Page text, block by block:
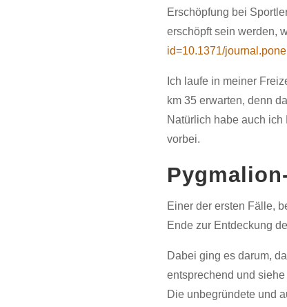
Erschöpfung bei
erschöpft sein werden,
id=10.1371/
Ich laufe in meiner
km 35 erwarten, denn
Natürlich habe auch
vorbei.
Einer der ersten Fälle,
Ende zur Entdeckung
Dabei ging es darum,
entsprechend und
Die unbegründete und